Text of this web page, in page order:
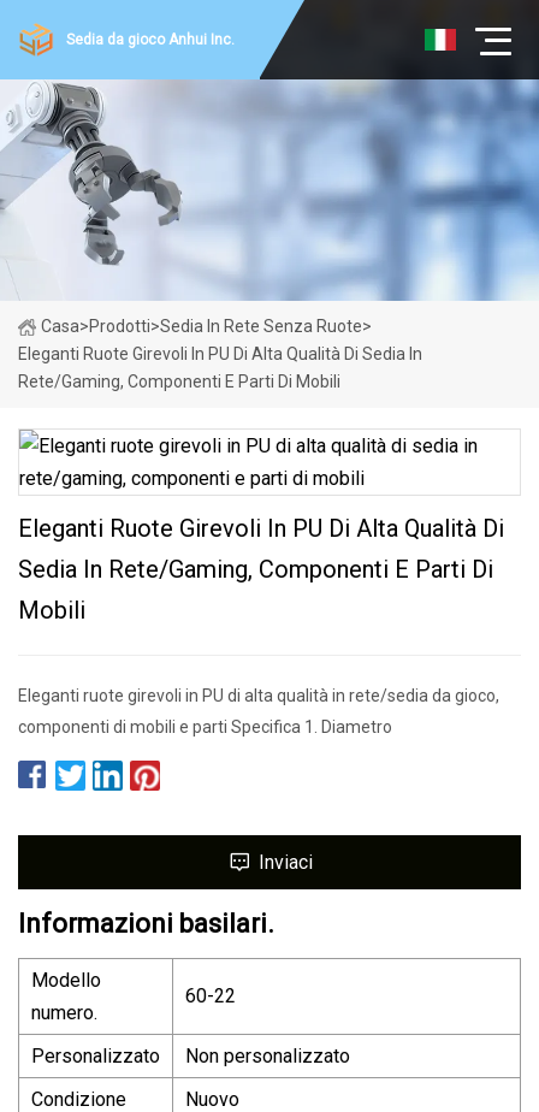
Sedia da gioco Anhui Inc.
Casa>Prodotti>Sedia In Rete Senza Ruote>
Eleganti Ruote Girevoli In PU Di Alta Qualità Di Sedia In
Rete/gaming, Componenti E Parti Di Mobili
Eleganti Ruote Girevoli In PU Di Alta Qualità Di
Sedia In Rete/gaming, Componenti E Parti Di
Mobili
Eleganti ruote girevoli in PU di alta qualità in rete/sedia da gioco,
componenti di mobili e parti Specifica 1. Diametro
Inviaci
Informazioni basilari.
Modello
numero.
60-22
Personalizzato
Non personalizzato
Condizione
Nuovo